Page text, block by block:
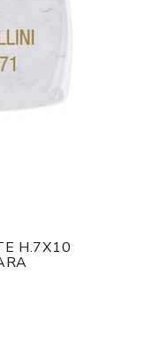
H.7X10